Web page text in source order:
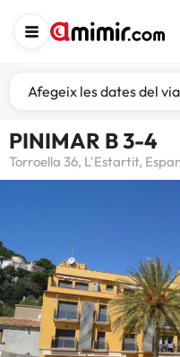
Afegeix les dates del
PINIMAR B 3-4
Torroella 36, L'Estartit,